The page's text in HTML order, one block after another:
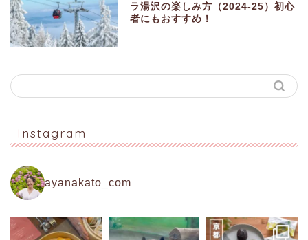
ラ湯沢の楽しみ方（2024-25）初心
者にもおすすめ！
Instagram
ayanakato_com